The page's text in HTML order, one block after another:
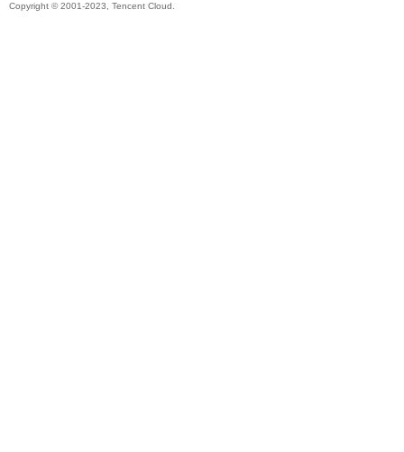
Copyright © 2001-2023, Tencent Cloud.